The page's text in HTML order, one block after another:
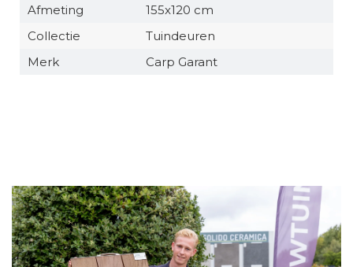
Afmeting
155x120 cm
Collectie
Tuindeuren
Merk
Carp Garant